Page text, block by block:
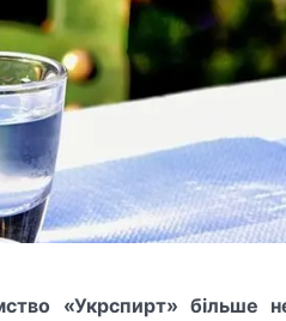
«Укрспирт» більше